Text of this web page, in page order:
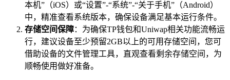
本机”（iOS）或“设置”-“系统”-“关于手机”（Android）
中，精准查看系统版本，确保设备满足基本运行条件。
存储空间保障：为确保TP钱包和Uniwap相关功能流畅运
行，建议设备至少预留2GB以上的可用存储空间，您可
借助设备的文件管理工具，直观查看剩余存储空间，为
顺畅使用做好准备。